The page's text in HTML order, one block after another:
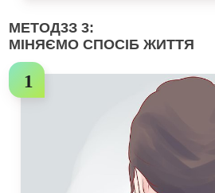
МЕТОД3З 3:
МІНЯЄМО СПОСІБ ЖИТТЯ